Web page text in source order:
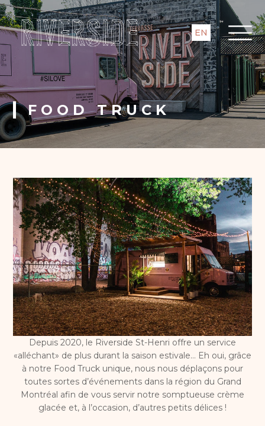
EN
FOOD TRUCK
Depuis 2020, le Riverside St-Henri offre un service
«alléchant» de plus durant la saison estivale… Eh oui, grâce
à notre Food Truck unique, nous nous déplaçons pour
toutes sortes d’événements dans la région du Grand
Montréal afin de vous servir notre somptueuse crème
glacée et, à l’occasion, d’autres petits délices !